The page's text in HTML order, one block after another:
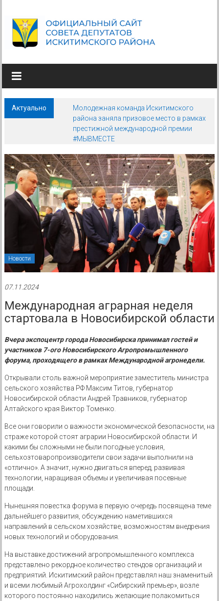
content
СОВЕТ
ДЕПУТАТОВ
ИСКИТИМСКОГО
РАЙОНА
Актуально
Молодежная команда Искитимского
района заняла призовое место в рамках
престижной международной премии
#МЫВМЕСТЕ
Новости
07.11.2024
Международная аграрная неделя
стартовала в Новосибирской области
Вчера экспоцентр города Новосибирска принимал гостей и
участников 7-ого Новосибирского Агропромышленного
форума, проходящего в рамках Международной агронедели.
Открывали столь важной мероприятие заместитель министра
сельского хозяйства РФ Максим Титов, губернатор
Новосибирской области Андрей Травников, губернатор
Алтайского края Виктор Томенко.
Все они говорили о важности экономической безопасности, на
страже которой стоят аграрии Новосибирской области. И
какими бы сложными не были погодные условия,
сельхозтоваропроизводители свои задачи выполнили на
«отлично». А значит, нужно двигаться вперед, развивая
технологии, наращивая объемы и увеличивая посевные
площади.
Нынешняя повестка форума в первую очередь посвящена теме
дальнейшего развития, обсуждению наметившихся
направлений в сельском хозяйстве, возможностям внедрения
новых технологий и оборудования.
На выставке достижений агропромышленного комплекса
представлено рекордное количество стендов организаций и
предприятий. Искитимский район представлял наш знаменитый
и всеми любимый Агрохолдинг «Сибирский премьер», возле
которого постоянно находились желающие полакомиться